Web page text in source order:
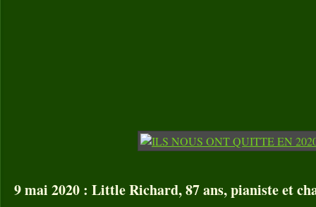
9 mai 2020 : Little Richard, 87 ans, pianiste et